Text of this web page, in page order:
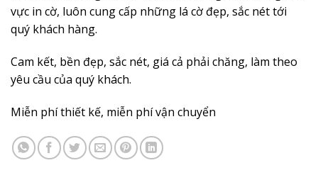
vực in cờ, luôn cung cấp những lá cờ đẹp, sắc nét tới
quý khách hàng.
Cam kết, bền đẹp, sắc nét, giá cả phải chăng, làm theo
yêu cầu của quý khách.
Miễn phí thiết kế, miễn phí vận chuyển